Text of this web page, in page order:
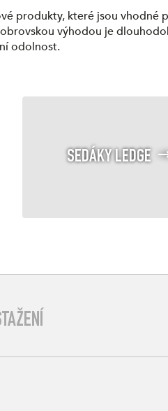
produkty, které jsou vhodné
výhodou je
odolnost.
SEDÁKY LEDGE